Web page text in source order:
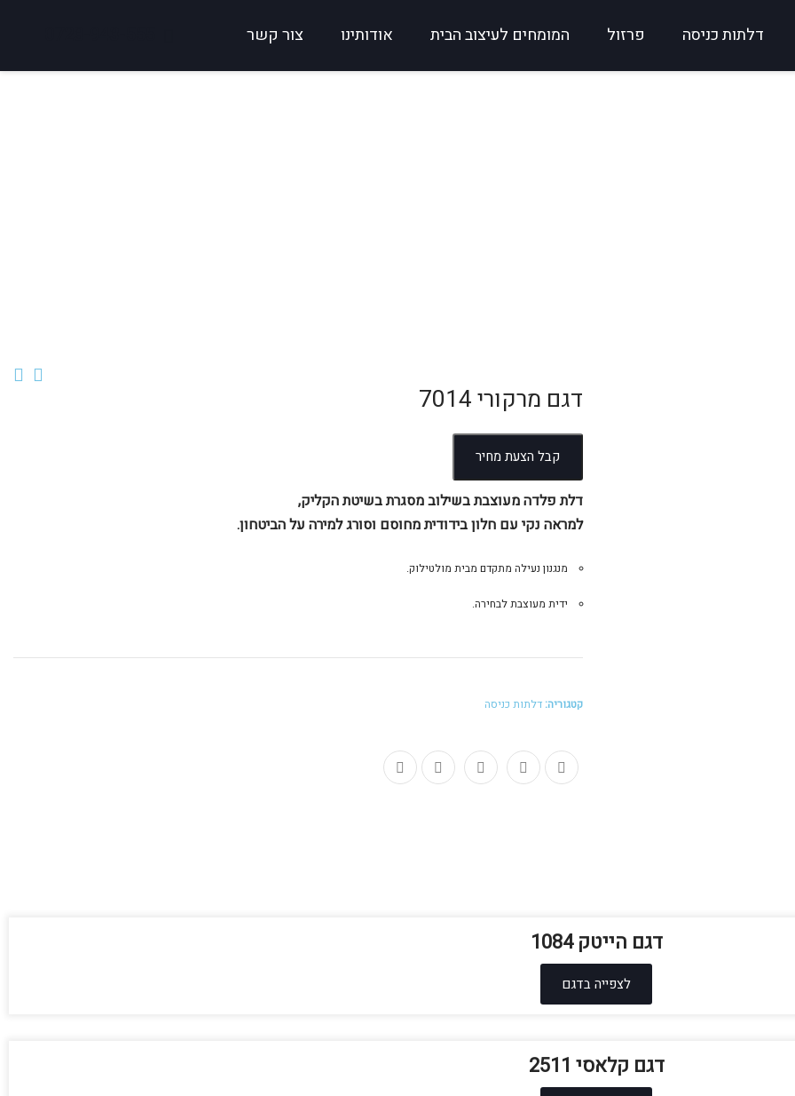
דלתות כניסה פרזול המומחים לעיצוב הבית אודותינו צור קשר
דגם מרקורי 7014
קבל הצעת מחיר
דלת פלדה מעוצבת בשילוב מסגרת בשיטת הקליק,
למראה נקי עם חלון בידודית מחוסם וסורג למירה על הביטחון.
מנגנון נעילה מתקדם מבית מולטילוק.
ידית מעוצבת לבחירה.
קטגוריה: דלתות כניסה
דגם הייטק 1084
לצפייה בדגם
דגם קלאסי 2511